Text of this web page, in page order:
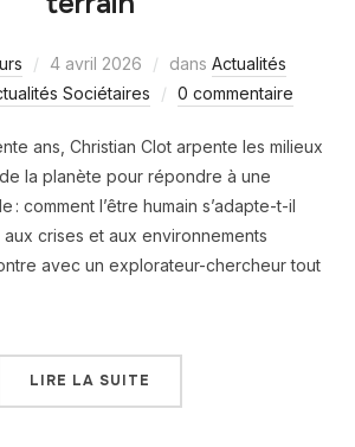
4 avril 2026 dans Actualités
Sociétaires 0 commentaire
ans, Christian Clot arpente les milieux
la planète pour répondre à une
: comment l’être humain s’adapte-t-il
crises et aux environnements
avec un explorateur-chercheur tout
LIRE LA SUITE